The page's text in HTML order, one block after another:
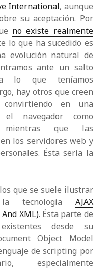
International, aunque
su aceptación. Por
no existe realmente
lo que ha sucedido es
evolución natural de
ante un salto
lo que teníamos
hay otros que creen
en una
el navegador como
mientras que las
los servidores web y
Ésta sería la
que se suele ilustrar
tecnología AJAX
XML). Ésta parte de
desde su
Object Model
de scripting por
especialmente